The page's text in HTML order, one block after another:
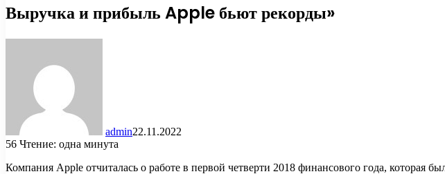
Выручка и прибыль Apple бьют рекорды»
admin22.11.2022
56 Чтение: одна минута
Компания Apple отчиталась о работе в первой четверти 2018 финансового года, которая